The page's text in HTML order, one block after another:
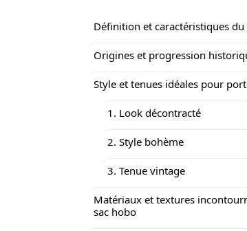
Définition et caractéristiques du
Origines et progression
Style et tenues idéales pour
1. Look décontracté
2. Style bohème
3. Tenue vintage
Matériaux et textures
sac hobo